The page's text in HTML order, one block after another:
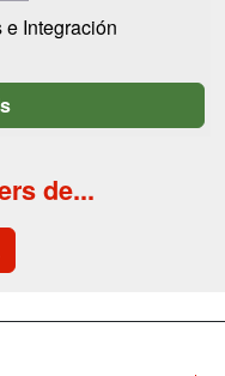
Integración
de...